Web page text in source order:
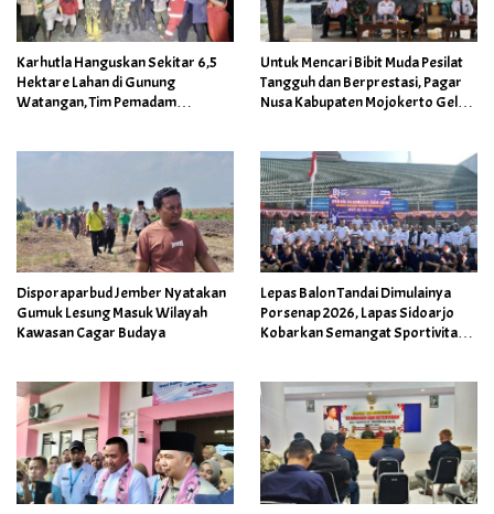
Karhutla Hanguskan Sekitar 6,5
Hektare Lahan di Gunung
Watangan, Tim Pemadam
Untuk Mencari Bibit Muda Pesilat
Tangguh dan Berprestasi, Pagar
Nusa Kabupaten Mojokerto Gelar
Disporaparbud Jember Nyatakan
Gumuk Lesung Masuk Wilayah
Kawasan Cagar Budaya
Lepas Balon Tandai Dimulainya
Porsenap 2026, Lapas Sidoarjo
Kobarkan Semangat Sportivitas